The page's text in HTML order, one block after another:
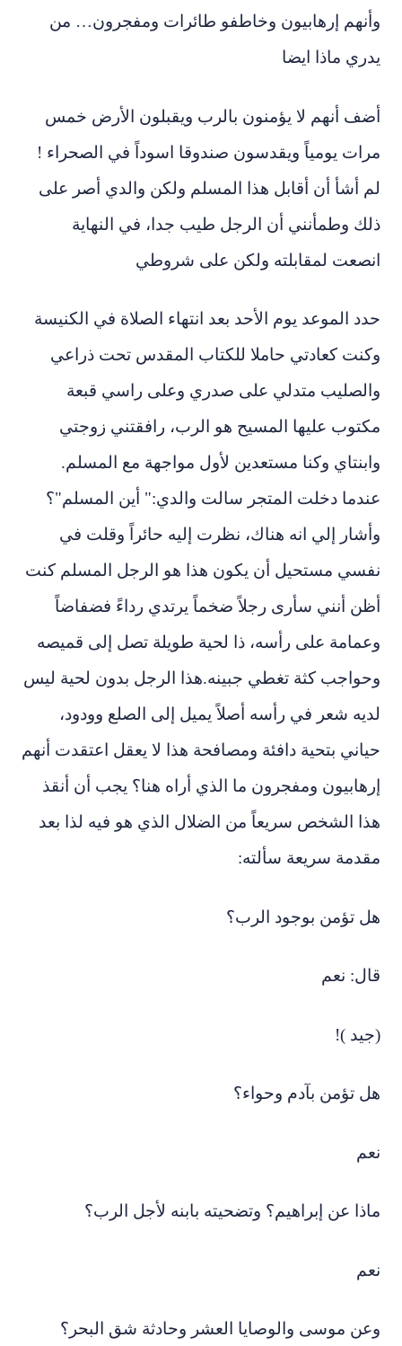
وأنهم إرهابيون وخاطفو طائرات ومفجرون… من
يدري ماذا ايضا
أضف أنهم لا يؤمنون بالرب ويقبلون الأرض خمس
مرات يومياً ويقدسون صندوقا اسوداً في الصحراء !
لم أشأ أن أقابل هذا المسلم ولكن والدي أصر على
ذلك وطمأنني أن الرجل طيب جدا، في النهاية
انصعت لمقابلته ولكن على شروطي
حدد الموعد يوم الأحد بعد انتهاء الصلاة في الكنيسة
وكنت كعادتي حاملا للكتاب المقدس تحت ذراعي
والصليب متدلي على صدري وعلى راسي قبعة
مكتوب عليها المسيح هو الرب، رافقتني زوجتي
وابنتاي وكنا مستعدين لأول مواجهة مع المسلم.
عندما دخلت المتجر سالت والدي:" أين المسلم"؟
وأشار إلي انه هناك، نظرت إليه حائراً وقلت في
نفسي مستحيل أن يكون هذا هو الرجل المسلم كنت
أظن أنني سأرى رجلاً ضخماً يرتدي رداءً فضفاضاً
وعمامة على رأسه، ذا لحية طويلة تصل إلى قميصه
وحواجب كثة تغطي جبينه.هذا الرجل بدون لحية ليس
لديه شعر في رأسه أصلاً يميل إلى الصلع وودود،
حياني بتحية دافئة ومصافحة هذا لا يعقل اعتقدت أنهم
إرهابيون ومفجرون ما الذي أراه هنا؟ يجب أن أنقذ
هذا الشخص سريعاً من الضلال الذي هو فيه لذا بعد
مقدمة سريعة سألته:
هل تؤمن بوجود الرب؟
قال: نعم
(جيد )!
هل تؤمن بآدم وحواء؟
نعم
ماذا عن إبراهيم؟ وتضحيته بابنه لأجل الرب؟
نعم
وعن موسى والوصايا العشر وحادثة شق البحر؟